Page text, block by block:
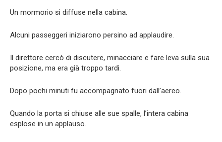
Un mormorio si diffuse nella cabina.
Alcuni passeggeri iniziarono persino ad applaudire.
Il direttore cercò di discutere, minacciare e fare leva sulla sua
posizione, ma era già troppo tardi.
Dopo pochi minuti fu accompagnato fuori dall’aereo.
Quando la porta si chiuse alle sue spalle, l’intera cabina
esplose in un applauso.